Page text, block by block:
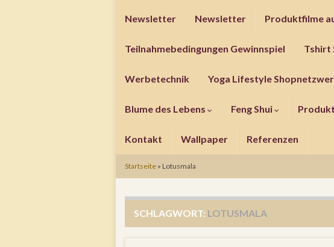
Newsletter Newsletter Produktfilme
Teilnahmebedingungen Gewinnspiel Tshirt
Werbetechnik Yoga Lifestyle
Blume des Lebens Feng Shui
Kontakt Wallpaper Referenzen
Startseite » Lotusmala
SCHLAGWORT: LOTUSMALA